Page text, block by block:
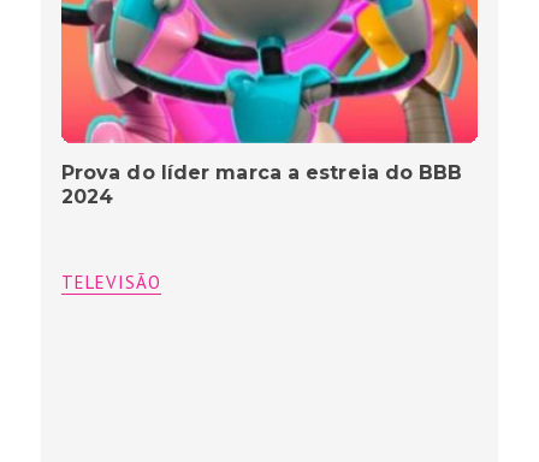
Prova do líder marca a estreia do BBB
2024
TELEVISÃO